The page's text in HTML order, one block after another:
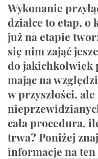
Wykonanie
działce to etap,
już na etapie
się nim zająć
do jakichkolwiek
mając na
w przyszłości,
cała procedura,
trwa? Poniżej
informacje na ten